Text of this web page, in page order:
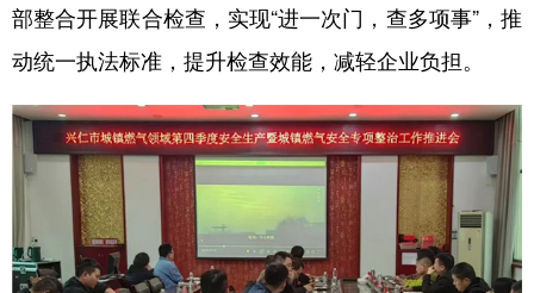
部整合开展联合检查，实现“进一次门，查多项事”，推
动统一执法标准，提升检查效能，减轻企业负担。